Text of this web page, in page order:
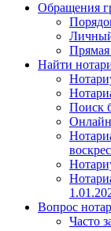
Обращения
Прямая
Найти
Поиск
Вопрос
Часто